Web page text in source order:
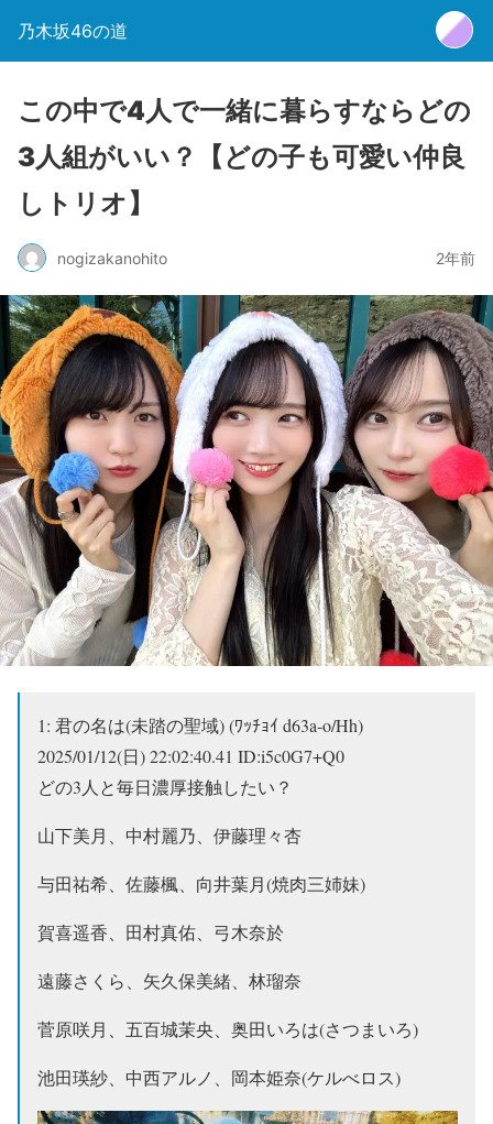
乃木坂46の道
この中で4人で一緒に暮らすならどの
3人組がいい？【どの子も可愛い仲良
しトリオ】
nogizakanohito 2年前
1: 君の名は(未踏の聖域) (ﾜｯﾁｮｲ d63a-o/Hh)
2025/01/12(日) 22:02:40.41 ID:i5c0G7+Q0
どの3人と毎日濃厚接触したい？
山下美月、中村麗乃、伊藤理々杏
与田祐希、佐藤楓、向井葉月(焼肉三姉妹)
賀喜遥香、田村真佑、弓木奈於
遠藤さくら、矢久保美緒、林瑠奈
菅原咲月、五百城茉央、奥田いろは(さつまいろ)
池田瑛紗、中西アルノ、岡本姫奈(ケルべロス)